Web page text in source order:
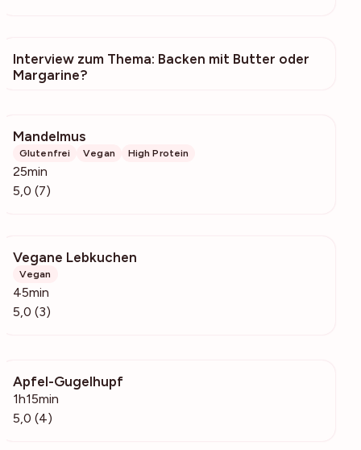
218
Interview zum Thema: Backen mit Butter oder
Margarine?
Mandelmus
Glutenfrei Vegan High Protein
25min
5,0 (7)
Vegane Lebkuchen
Vegan
45min
5,0 (3)
Apfel-Gugelhupf
1h15min
5,0 (4)